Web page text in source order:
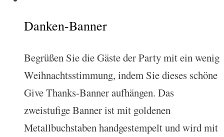
Danken-Banner
Begrüßen Sie die Gäste der Party mit ein wenig
Weihnachtsstimmung, indem Sie dieses schöne
Give Thanks-Banner aufhängen. Das
zweistufige Banner ist mit goldenen
Metallbuchstaben handgestempelt und wird mit